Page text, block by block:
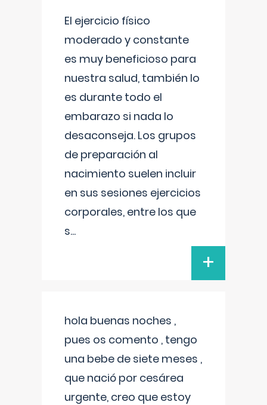
El ejercicio físico
moderado y constante
es muy beneficioso para
nuestra salud, también lo
es durante todo el
embarazo si nada lo
desaconseja. Los grupos
de preparación al
nacimiento suelen incluir
en sus sesiones ejercicios
corporales, entre los que
s...
+
hola buenas noches ,
pues os comento , tengo
una bebe de siete meses ,
que nació por cesárea
urgente, creo que estoy